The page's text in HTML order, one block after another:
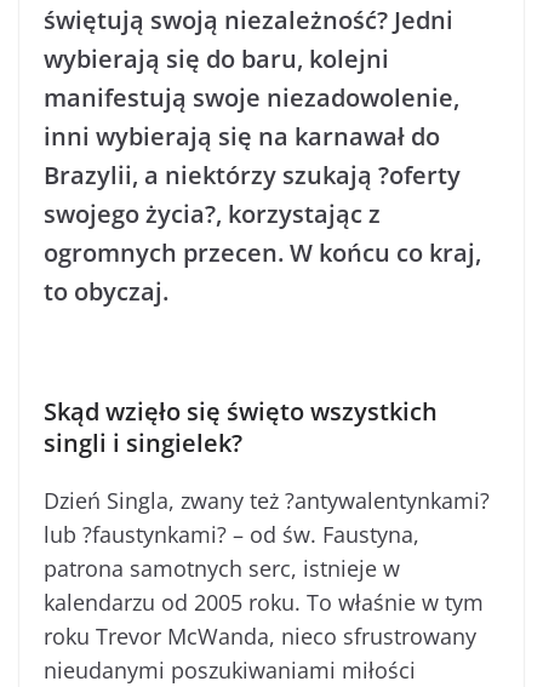
świętują swoją niezależność? Jedni
wybierają się do baru, kolejni
manifestują swoje niezadowolenie,
inni wybierają się na karnawał do
Brazylii, a niektórzy szukają ?oferty
swojego życia?, korzystając z
ogromnych przecen. W końcu co kraj,
to obyczaj.
Skąd wzięło się święto wszystkich
singli i singielek?
Dzień Singla, zwany też ?antywalentynkami?
lub ?faustynkami? – od św. Faustyna,
patrona samotnych serc, istnieje w
kalendarzu od 2005 roku. To właśnie w tym
roku Trevor McWanda, nieco sfrustrowany
nieudanymi poszukiwaniami miłości